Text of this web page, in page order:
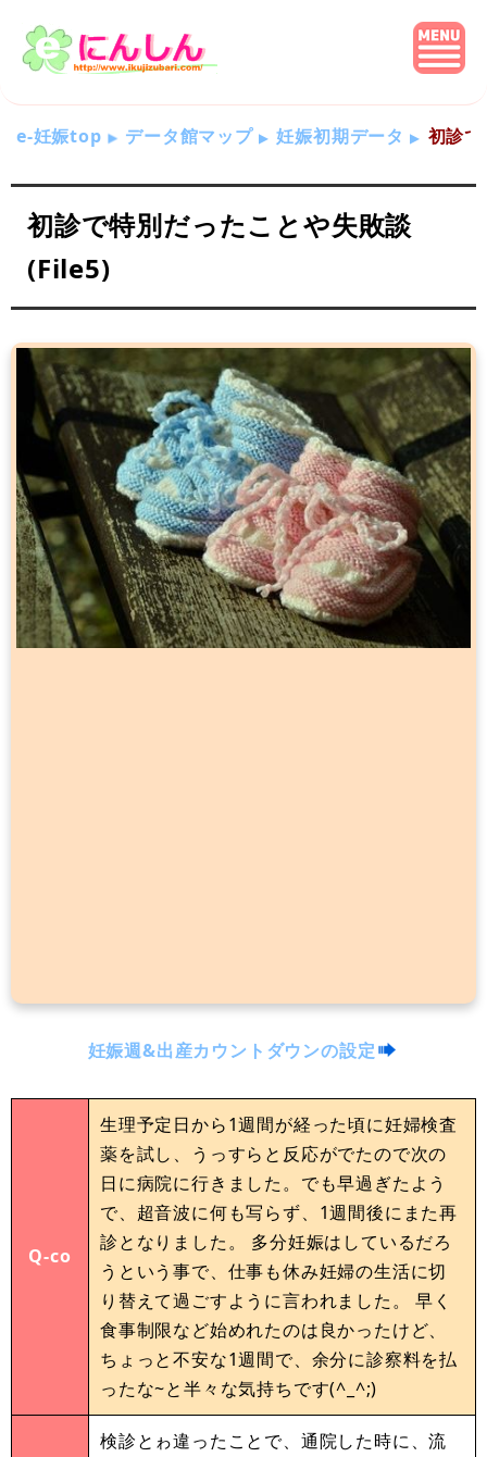
e-妊娠top データ館マップ 妊娠初期データ 初診
初診で特別だったことや失敗談
(File5)
妊娠週&出産カウントダウンの設定
Q-co
生理予定日から1週間が経った頃に妊婦検査
薬を試し、うっすらと反応がでたので次の
日に病院に行きました。でも早過ぎたよう
で、超音波に何も写らず、1週間後にまた再
診となりました。 多分妊娠はしているだろ
うという事で、仕事も休み妊婦の生活に切
り替えて過ごすように言われました。 早く
食事制限など始めれたのは良かったけど、
ちょっと不安な1週間で、余分に診察料を払
ったな~と半々な気持ちです(^_^;)
検診とゎ違ったことで、通院した時に、流